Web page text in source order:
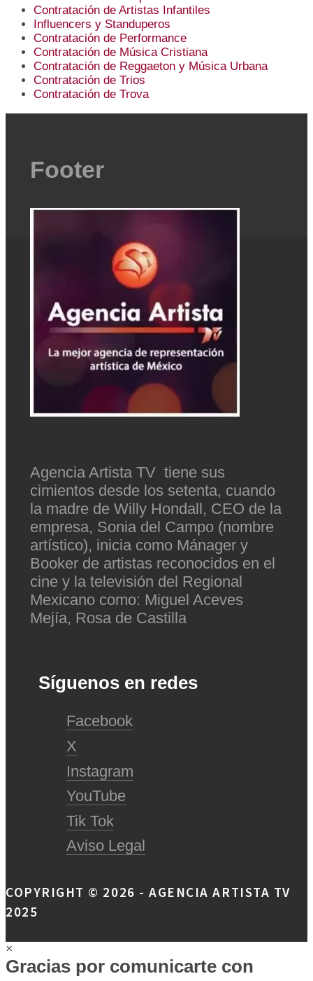
Contratación de Artistas Infantiles
Influencers y Standuperos
Contratación de Performance
Contratación de Música Cristiana
Contratación de Reggaeton y Música Urbana
Contratación de Trios
Contratación de Trova
Footer
Agencia Artista TV tiene sus
cimientos desde los setenta, cuando
la madre de Willy Hondall, CEO de la
empresa, Sonia del Campo (nombre
artístico), inicia como Mánager y
Booker de artistas reconocidos en el
cine y la televisión del Regional
Mexicano como: Miguel Aceves
Mejía, Rosa de Castilla
Síguenos en redes
Facebook
X
Instagram
YouTube
Tik Tok
Aviso Legal
COPYRIGHT © 2026 - AGENCIA ARTISTA TV
2025
×
Gracias por comunicarte con